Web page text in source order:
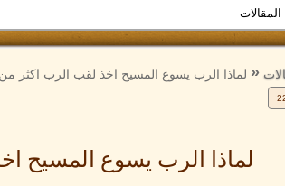
الرجوع
إلىلماذا الرب يسوع المسيح اخذ لقب الرب اكثر من
لماذا الرب يسوع المسيح